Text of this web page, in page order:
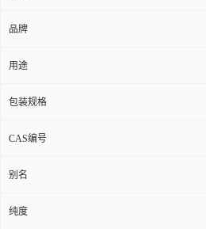
品牌
用途
包装规格
CAS编号
别名
纯度